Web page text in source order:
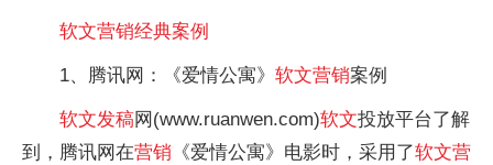
软文营销经典案例
1、腾讯网：《爱情公寓》 软文营销案例
软文发稿网(www.ruanwen.com)软文投放平台了解
到，腾讯网在营销 《爱情公寓》电影时，采用了软文营